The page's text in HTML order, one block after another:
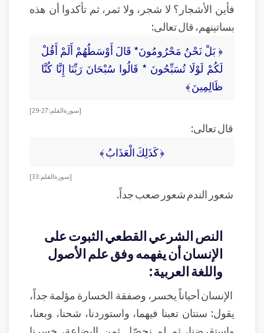
فأين الأشجار؟ لا شجر، ولا ثمر، ثم تأكدوا أن هذه
بساتينهم، قال تعالى:
﴿ بَلْ نَحْنُ مَحْرُومُونَ* قَالَ أَوْسَطُهُمْ أَلَمْ أَقُلْ
لَكُمْ لَوْلَا تُسَبِّحُونَ * قَالُوا سُبْحَانَ رَبِّنَا إِنَّا كُنَّا
ظَالِمِينَ ﴾
[ سورة القلم: 27-29 ]
قال تعالى:
﴿ كَذَلِكَ الْعَذَابُ ﴾
[ سورة القلم: 33 ]
شعور الندم شعور صعب جداً.
النص الشرعي القطعي الثبوت على
الإنسان أن يفهمه وفق علم الأصول
واللغة العربية:
الإنسان أحياناً يخسر، وصفقة الخسارة مؤلمة جداً،
يقول: سنتان تعبنا فيهما، واستوردنا، شحنا، وبعنا،